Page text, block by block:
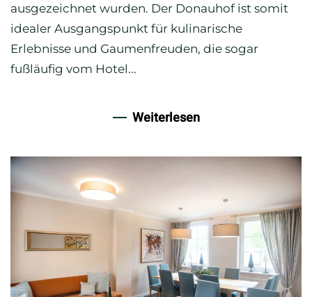
ausgezeichnet wurden. Der Donauhof ist somit
idealer Ausgangspunkt für kulinarische
Erlebnisse und Gaumenfreuden, die sogar
fußläufig vom Hotel...
Weiterlesen